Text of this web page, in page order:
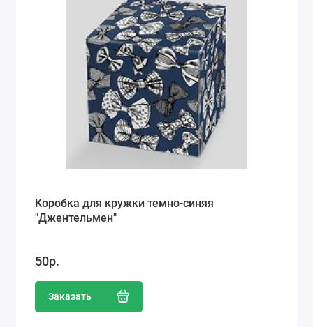
Коробка для кружки темно-синяя
"Джентельмен"
50р.
Заказать